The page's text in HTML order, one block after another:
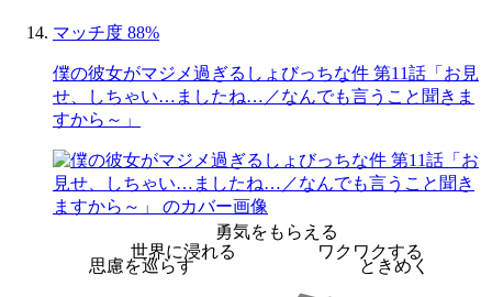
マッチ度 88%
僕の彼女がマジメ過ぎるしょびっちな件 第11話「お見
せ、しちゃい…ましたね…／なんでも言うこと聞きま
すから～」
勇気をもらえる
ワクワクする
ときめく
思慮を巡らす
世界に浸れる